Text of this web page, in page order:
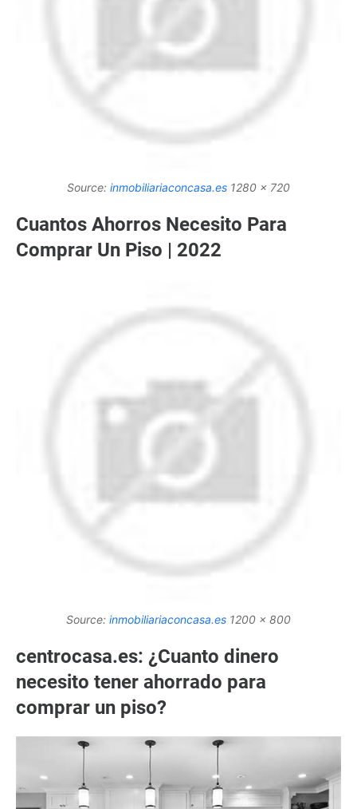
Source: inmobiliariaconcasa.es 1280 x 720
Cuantos Ahorros Necesito Para
Comprar Un Piso | 2022
Source: inmobiliariaconcasa.es 1200 x 800
centrocasa.es: ¿Cuanto dinero
necesito tener ahorrado para
comprar un piso?